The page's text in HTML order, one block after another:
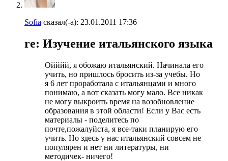
Sofia сказал(-а): 23.01.2011 17:36
re: Изучение итальянского языка
Ойййй, я обожаю итальянский. Начинала его
учить, но пришлось бросить из-за учебы. Но
я 6 лет проработала с итальянцами и много
понимаю, а вот сказать могу мало. Все никак
не могу выкроить время на возобновление
образования в этой области! Если у Вас есть
материалы - поделитесь по
почте,пожалуйста, я все-таки планирую его
учить. Но здесь у нас итальянский совсем не
популярен и нет ни литературы, ни
методичек- ничего!